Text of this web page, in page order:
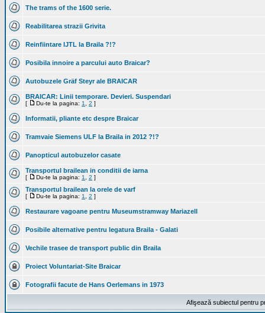
The trams of the 1600 serie.
Reabilitarea strazii Grivita
Reinfiintare IJTL la Braila ?!?
Posibila innoire a parcului auto Braicar?
Autobuzele Gräf Steyr ale BRAICAR
BRAICAR: Linii temporare. Devieri. Suspendari
[ Du-te la pagina: 1 2 ]
Informatii, pliante etc despre Braicar
Tramvaie Siemens ULF la Braila in 2012 ?!?
Panopticul autobuzelor casate
Transportul brailean in conditii de iarna
[ Du-te la pagina: 1 2 ]
Transportul brailean la orele de varf
[ Du-te la pagina: 1 2 ]
Restaurare vagoane pentru Museumstramway Mariazell
Posibile alternative pentru legatura Braila - Galati
Vechile trasee de transport public din Braila
Proiect Voluntariat-Site Braicar
Fotografii facute de Hans Oerlemans in 1973
Afişează subiectul pentru